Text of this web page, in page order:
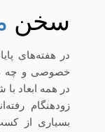
سخن
در هفته‌های
خصوصی و چه
در همه ابعاد
زودهنگام
بسیاری از